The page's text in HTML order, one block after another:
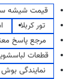
قیمت شیشه
تور کربلا
مرجع پاسخ
قطعات
نمایندگی بوش